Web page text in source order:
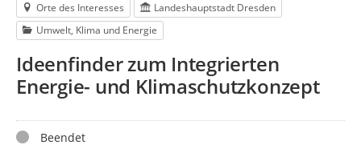
Orte des Interesses
Landeshauptstadt Dresden
Umwelt, Klima und Energie
Ideenfinder zum Integrierten
Energie- und Klimaschutzkonzept
StatusBeendet